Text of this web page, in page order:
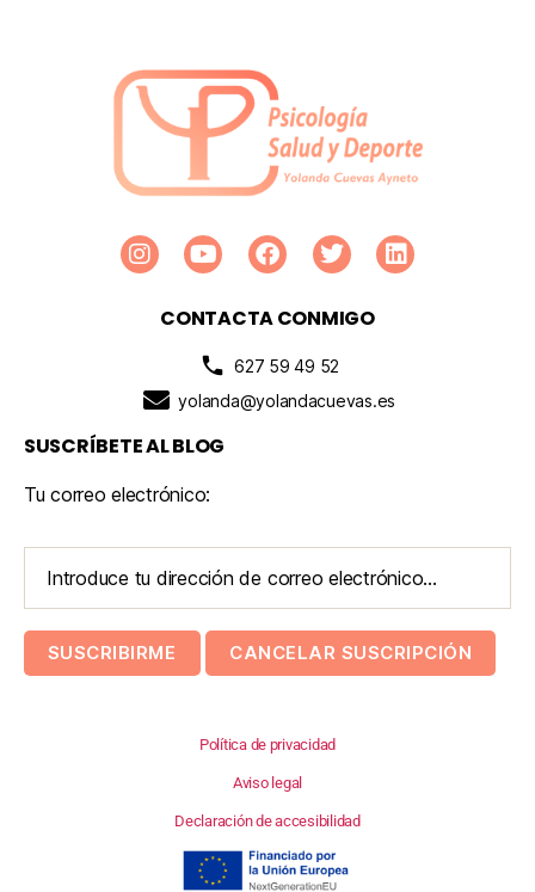
CONTACTA CONMIGO
627 59 49 52
yolanda@yolandacuevas.es
SUSCRÍBETE AL BLOG
Tu correo electrónico:
Política de privacidad
Aviso legal
Declaración de accesibilidad